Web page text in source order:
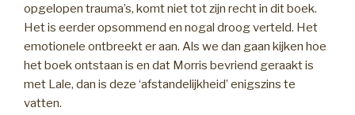
opgelopen trauma’s, komt niet tot zijn recht in dit boek.
Het is eerder opsommend en nogal droog verteld. Het
emotionele ontbreekt er aan. Als we dan gaan kijken hoe
het boek ontstaan is en dat Morris bevriend geraakt is
met Lale, dan is deze ‘afstandelijkheid’ enigszins te
vatten.